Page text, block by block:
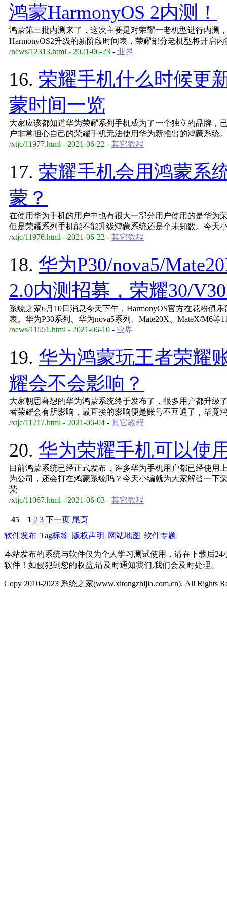
鸿蒙HarmonyOS 2内测！
鸿蒙第三批内测来了，这次主要是对荣耀一老机型进行内测
HarmonyOS2升级的新阶段时间表，荣耀部分老机型将开启
/news/12313.html - 2021-06-23 - 业界
16. 荣耀手机什么时候更
蒙时间一览
大家应该都知道华为荣耀系列手机成为了一个独立的品牌，
户非常担心自己的荣耀手机无法使用华为新推出的鸿蒙系统
/xtjc/11977.html - 2021-06-22 - 其它教程
17. 荣耀手机会用鸿蒙系
蒙？
在使用华为手机的用户中也有很大一部分用户使用的是华为
但是荣耀系列手机能不能升级鸿蒙系统还是个未知数。今天
/xtjc/11976.html - 2021-06-22 - 其它教程
18. 华为P30/nova5/
2.0内测招募，荣耀30/
系统之家6月10日消息今天下午，HarmonyOS官方在花粉俱
表。华为P30系列、华为nova5系列、Mate20X、MateX/M6等
/news/11551.html - 2021-06-10 - 业界
19. 华为鸿蒙玩王者荣耀
耀会不会影响？
大家朝思暮想的华为鸿蒙系统终于发布了，很多用户都升级
者荣耀会有所影响，最直接的影响便是账号不互通了，毕竟
/xtjc/11217.html - 2021-06-04 - 其它教程
20. 华为荣耀手机可以使
目前鸿蒙系统已经正式发布，许多华为手机用户都已经使用
为公司，还会打在鸿蒙系统吗？今天小编就为大家解答一下
荣
/xtjc/11067.html - 2021-06-03 - 其它教程
45 1 2 3 下一页 尾页
软件发布| Tag标签| 版权声明| 网站地图| 软件专题
本站发布的系统与软件仅为个人学习测试使用，请在下载后
软件！如侵犯到您的权益,请及时通知我们,我们会及时处理。
Copy 2010-2023 系统之家(www.xitongzhijia.com.cn). All Rights